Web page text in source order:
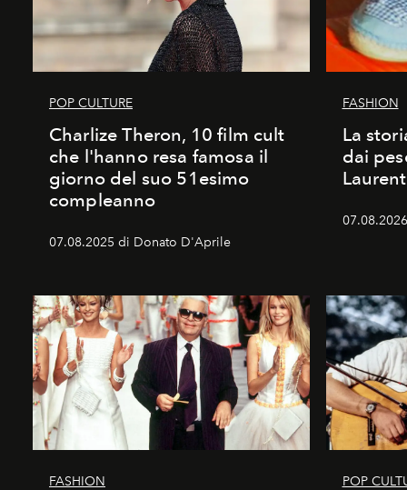
POP CULTURE
Charlize Theron, 10 film cult
che l'hanno resa famosa il
giorno del suo 51esimo
compleanno
07.08.2025 di Donato D'Aprile
FASHION
La
dai
Laurent
FASHION POP